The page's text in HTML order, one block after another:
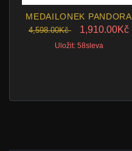
MEDAILONEK PANDORA
4,598.00Kč
1,910.00Kč
Uložit: 58sleva